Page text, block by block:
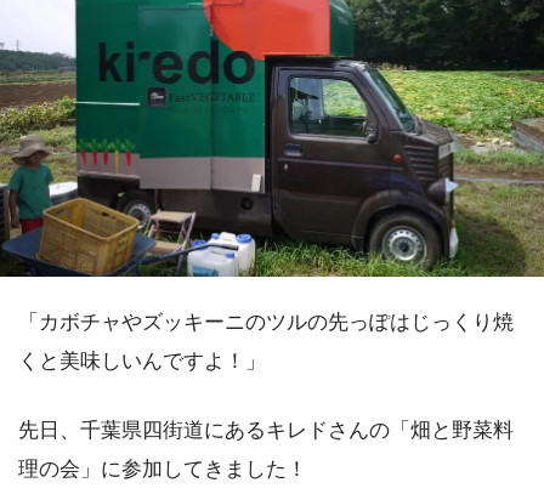
「カボチャやズッキーニのツルの先っぽはじっくり焼
くと美味しいんですよ！」
先日、千葉県四街道にあるキレドさんの「畑と野菜料
理の会」に参加してきました！